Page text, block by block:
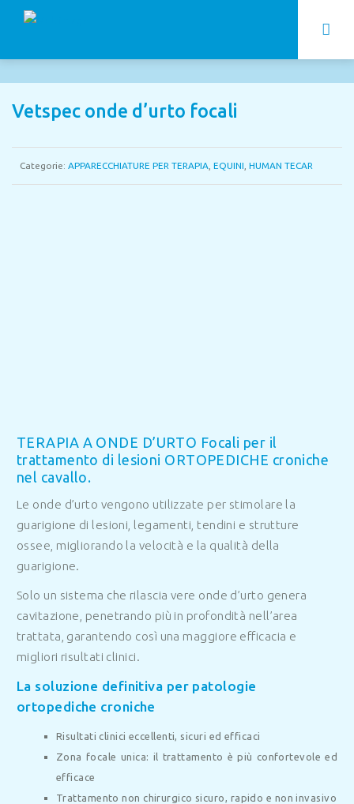
Vetspec onde d’urto focali
Categorie: APPARECCHIATURE PER TERAPIA EQUINI HUMAN TECAR
TERAPIA A ONDE D’URTO Focali per il
trattamento di lesioni ORTOPEDICHE croniche
nel cavallo.
Le onde d’urto vengono utilizzate per stimolare la
guarigione di lesioni, legamenti, tendini e strutture
ossee, migliorando la velocità e la qualità della
guarigione.
Solo un sistema che rilascia vere onde d’urto genera
cavitazione, penetrando più in profondità nell’area
trattata, garantendo così una maggiore efficacia e
migliori risultati clinici.
La soluzione definitiva per patologie
ortopediche croniche
Risultati clinici eccellenti, sicuri ed efficaci
Zona focale unica: il trattamento è più confortevole ed
efficace
Trattamento non chirurgico sicuro, rapido e non invasivo